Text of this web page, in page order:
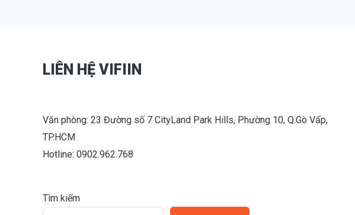
LIÊN HỆ VIFIIN
Văn phòng: 23 Đường số 7 CityLand Park Hills, Phường 10, Q.Gò Vấp,
TP.HCM
Hotline: 0902.962.768
Tìm kiếm